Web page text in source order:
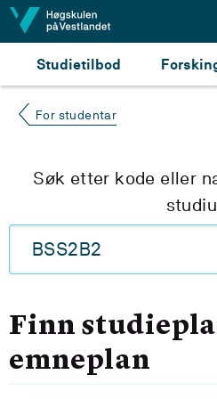
Hopp til innhald
Studietilbod
For studentar
Søk etter kode eller
Finn
emneplan